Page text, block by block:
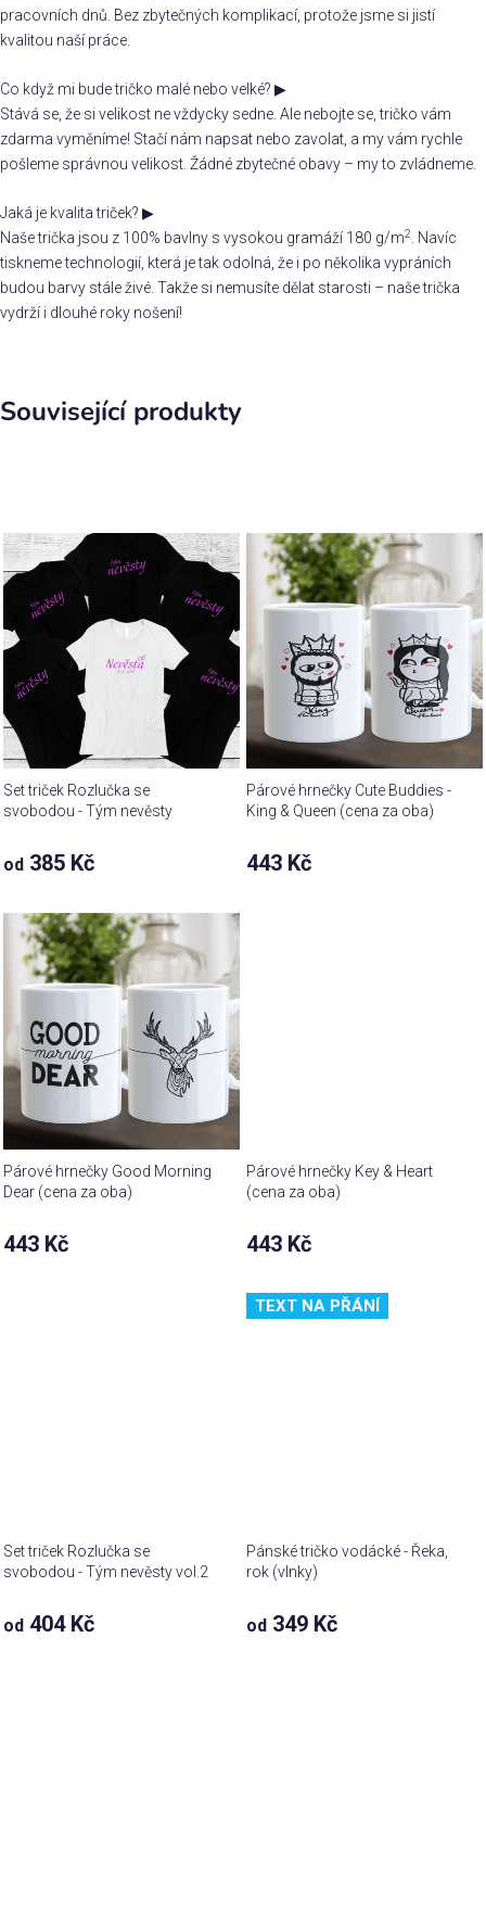
pracovních dnů. Bez zbytečných komplikací, protože jsme si jistí
kvalitou naší práce.
Co když mi bude tričko malé nebo velké? ▶
Stává se, že si velikost ne vždycky sedne. Ale nebojte se, tričko vám
zdarma vyměníme! Stačí nám napsat nebo zavolat, a my vám rychle
pošleme správnou velikost. Žádné zbytečné obavy – my to zvládneme.
Jaká je kvalita triček? ▶
Naše trička jsou z 100% bavlny s vysokou gramáží 180 g/m2
. Navíc
tiskneme technologií, která je tak odolná, že i po několika vypráních
budou barvy stále živé. Takže si nemusíte dělat starosti – naše trička
vydrží i dlouhé roky nošení!
Související produkty
Set triček Rozlučka se
svobodou - Tým nevěsty
od 385 Kč
Párové hrnečky Cute Buddies -
King & Queen (cena za oba)
443 Kč
Párové hrnečky Good Morning
Dear (cena za oba)
443 Kč
Párové hrnečky Key & Heart
(cena za oba)
443 Kč
Set triček Rozlučka se
svobodou - Tým nevěsty vol.2
od 404 Kč
TEXT NA PŘÁNÍ
Pánské tričko vodácké - Řeka,
rok (vlnky)
od 349 Kč